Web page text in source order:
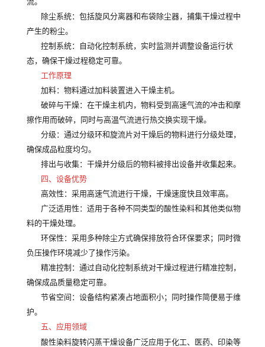
除尘系统：包括旋风分离器和布袋除尘器，捕集干燥过程中
产生的粉尘。
控制系统：自动化控制系统，实时监测并调整设备运行状
态，确保干燥过程稳定可靠。
工作原理
加料：物料通过加料装置进入干燥主机。
破碎与干燥：在干燥主机内，物料受到高速气流的冲击和摩
擦作用而破碎，同时与高温气流进行热交换实现干燥。
分级 ：通过分级环和旋流片对干燥后的物料进行分级处理，
确保成品粒度均匀。
排出与收集：干燥并分级后的物料被排出设备并收集起来。
四、设备优势
高效性 ：采用高速气流进行干燥，干燥速度快且效率高。
广泛适用性 ：适用于各种不同类型的酸性染料和其他类似物
料的干燥处理。
环保性 ：采用多种除尘方式确保排放符合环保要求；同时微
负压操作环境减少了操作污染。
精准控制 ：通过自动化控制系统对干燥过程进行精准控制，
确保成品质量稳定可靠。
节省空间 ：设备结构紧凑占地面积小；同时操作简便易于维
护。
五、应用领域
酸性染料旋转闪蒸干燥设备广泛应用于化工、医药、印染等